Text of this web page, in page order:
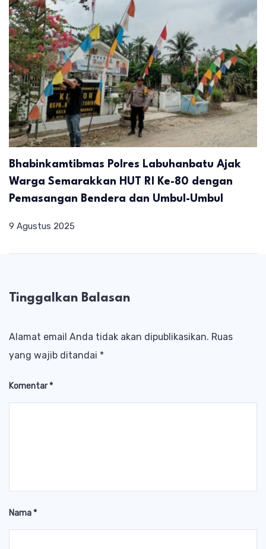
Bhabinkamtibmas Polres Labuhanbatu Ajak
Warga Semarakkan HUT RI Ke-80 dengan
Pemasangan Bendera dan Umbul-Umbul
9 Agustus 2025
Tinggalkan Balasan
Alamat email Anda tidak akan dipublikasikan. Ruas
yang wajib ditandai *
Komentar*
Nama*